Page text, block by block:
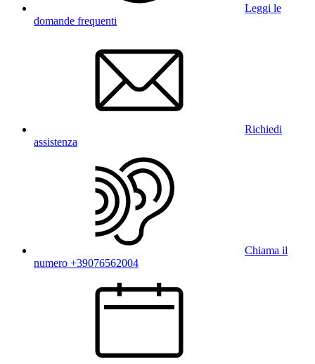
Leggi le
domande frequenti
Richiedi
assistenza
Chiama il
numero +39076562004